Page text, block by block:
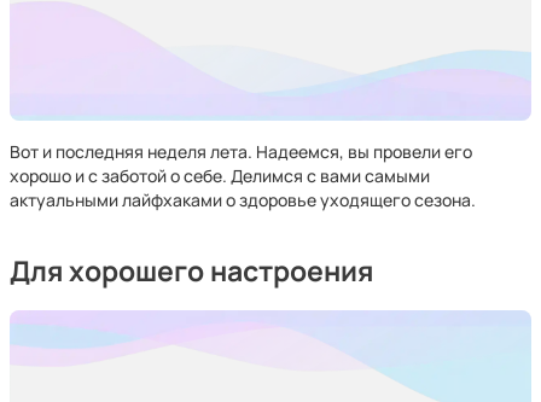
Вот и последняя неделя лета. Надеемся, вы провели его
хорошо и с заботой о себе. Делимся с вами самыми
актуальными лайфхаками о здоровье уходящего сезона.
Для хорошего настроения